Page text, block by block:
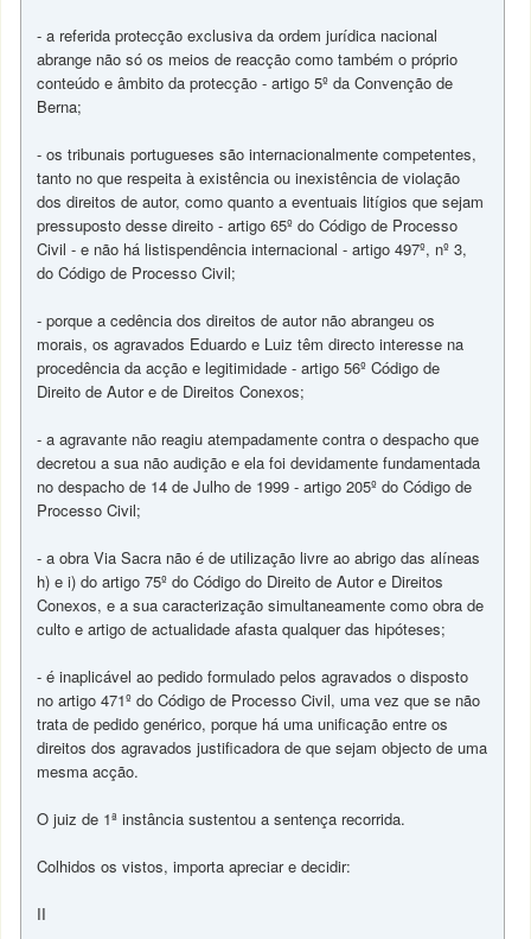
- a referida protecção exclusiva da ordem jurídica nacional
abrange não só os meios de reacção como também o próprio
conteúdo e âmbito da protecção - artigo 5º da Convenção de
Berna;
- os tribunais portugueses são internacionalmente competentes,
tanto no que respeita à existência ou inexistência de violação
dos direitos de autor, como quanto a eventuais litígios que sejam
pressuposto desse direito - artigo 65º do Código de Processo
Civil - e não há listispendência internacional - artigo 497º, nº 3,
do Código de Processo Civil;
- porque a cedência dos direitos de autor não abrangeu os
morais, os agravados Eduardo e Luiz têm directo interesse na
procedência da acção e legitimidade - artigo 56º Código de
Direito de Autor e de Direitos Conexos;
- a agravante não reagiu atempadamente contra o despacho que
decretou a sua não audição e ela foi devidamente fundamentada
no despacho de 14 de Julho de 1999 - artigo 205º do Código de
Processo Civil;
- a obra Via Sacra não é de utilização livre ao abrigo das alíneas
h) e i) do artigo 75º do Código do Direito de Autor e Direitos
Conexos, e a sua caracterização simultaneamente como obra de
culto e artigo de actualidade afasta qualquer das hipóteses;
- é inaplicável ao pedido formulado pelos agravados o disposto
no artigo 471º do Código de Processo Civil, uma vez que se não
trata de pedido genérico, porque há uma unificação entre os
direitos dos agravados justificadora de que sejam objecto de uma
mesma acção.
O juiz de 1ª instância sustentou a sentença recorrida.
Colhidos os vistos, importa apreciar e decidir:
II